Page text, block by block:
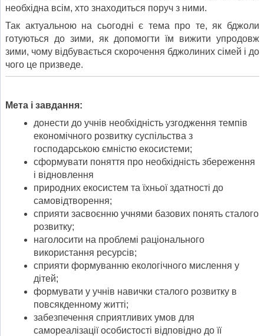
необхідна всім, хто знаходиться поруч з ними.
Так актуальною на сьогодні є тема про те, як бджоли
готуються до зими, як допомогти їм вижити упродовж
зими, чому відбувається скорочення бджолиних сімей і до
чого це призведе.
Мета і завдання:
донести до учнів необхідність узгодження темпів
економічного розвитку суспільства з
господарською ємністю екосистеми;
сформувати поняття про необхідність збереження
і відновлення
природних екосистем та їхньої здатності до
самовідтворення;
сприяти засвоєнню учнями базових понять сталого
розвитку;
наголосити на проблемі раціонального
використання ресурсів;
сприяти формуванню екологічного мислення у
дітей;
формувати у учнів навички сталого розвитку в
повсякденному житті;
забезпечення сприятливих умов для
самореалізації особистості відповідно до її